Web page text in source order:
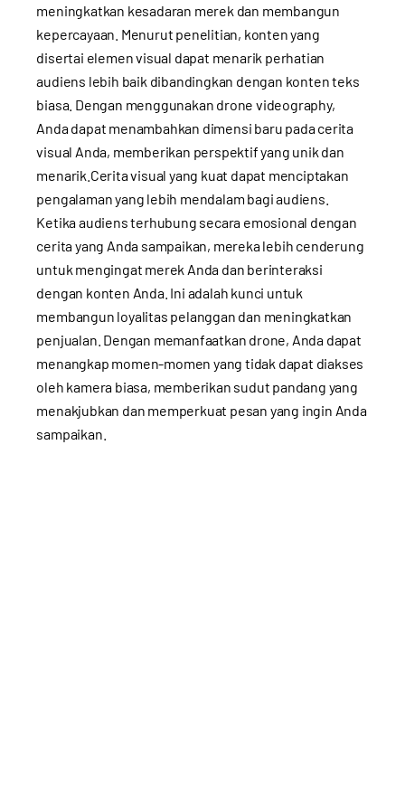
meningkatkan kesadaran merek dan membangun
kepercayaan. Menurut penelitian, konten yang
disertai elemen visual dapat menarik perhatian
audiens lebih baik dibandingkan dengan konten teks
biasa. Dengan menggunakan drone videography,
Anda dapat menambahkan dimensi baru pada cerita
visual Anda, memberikan perspektif yang unik dan
menarik.Cerita visual yang kuat dapat menciptakan
pengalaman yang lebih mendalam bagi audiens.
Ketika audiens terhubung secara emosional dengan
cerita yang Anda sampaikan, mereka lebih cenderung
untuk mengingat merek Anda dan berinteraksi
dengan konten Anda. Ini adalah kunci untuk
membangun loyalitas pelanggan dan meningkatkan
penjualan. Dengan memanfaatkan drone, Anda dapat
menangkap momen-momen yang tidak dapat diakses
oleh kamera biasa, memberikan sudut pandang yang
menakjubkan dan memperkuat pesan yang ingin Anda
sampaikan.